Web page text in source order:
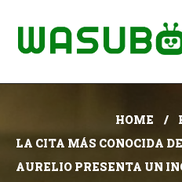
HOME
LA CITA MÁS CONOCIDA
AURELIO PRESENTA UN